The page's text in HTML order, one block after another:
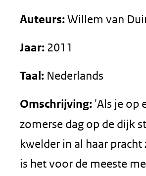
Auteurs:Willem van
Jaar: 2011
Taal: Nederlands
Omschrijving: 'Als je op
zomerse dag op de dijk
kwelder in al haar pracht
is het voor de meeste